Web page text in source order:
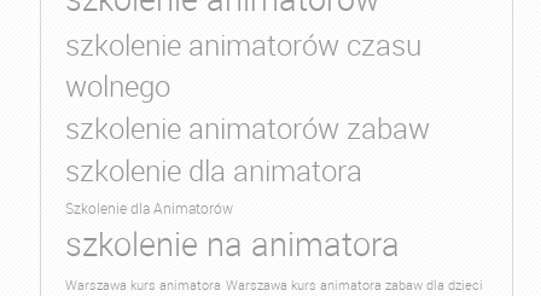
szkolenie animatorów czasu
wolnego
szkolenie animatorów zabaw
szkolenie dla animatora
Szkolenie dla Animatorów
szkolenie na animatora
Warszawa kurs animatora Warszawa kurs animatora zabaw dla dzieci